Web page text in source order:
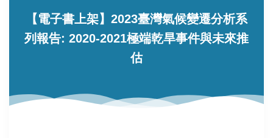
【電子書上架】2023臺灣氣候變遷分析系
列報告: 2020-2021極端乾旱事件與未來推
估